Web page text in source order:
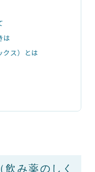
は
クス）とは
み薬のしく